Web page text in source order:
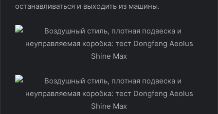
останавливаться и выходить из машины.